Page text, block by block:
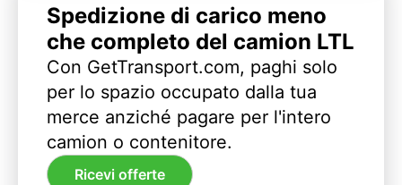
Spedizione di carico meno
che completo del camion LTL
Con GetTransport.com, paghi solo
per lo spazio occupato dalla tua
merce anziché pagare per l'intero
camion o contenitore.
Ricevi offerte